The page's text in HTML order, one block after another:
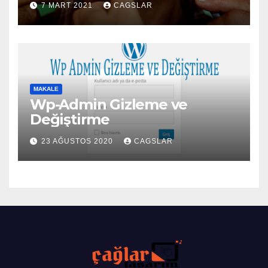
7 MART 2021 CAGSLAR
MAKALE
Wp-Admin Gizleme ve
Değiştirme
23 AĞUSTOS 2020 CAGSLAR